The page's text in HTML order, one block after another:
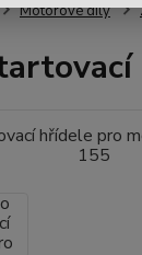
Motorové díly